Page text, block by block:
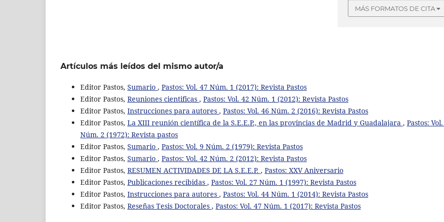
MÁS FORMATOS DE CITA
Artículos más leídos del mismo autor/a
Editor Pastos, Sumario , Pastos: Vol. 47 Núm. 1 (2017): Revista Pastos
Editor Pastos, Reuniones cientificas , Pastos: Vol. 42 Núm. 1 (2012): Revista Pastos
Editor Pastos, Instrucciones para autores , Pastos: Vol. 46 Núm. 2 (2016): Revista Pastos
Editor Pastos, La XIII reunión científica de la S.E.E.P., en las provincias de Madrid y Guadalajara , Pastos:
Núm. 2 (1972): Revista pastos
Editor Pastos, Sumario , Pastos: Vol. 9 Núm. 2 (1979): Revista Pastos
Editor Pastos, Sumario , Pastos: Vol. 42 Núm. 2 (2012): Revista Pastos
Editor Pastos, RESUMEN ACTIVIDADES DE LA S.E.E.P. , Pastos: XXV Aniversario
Editor Pastos, Publicaciones recibidas , Pastos: Vol. 27 Núm. 1 (1997): Revista Pastos
Editor Pastos, Instrucciones para autores , Pastos: Vol. 44 Núm. 1 (2014): Revista Pastos
Editor Pastos, Reseñas Tesis Doctorales , Pastos: Vol. 47 Núm. 1 (2017): Revista Pastos